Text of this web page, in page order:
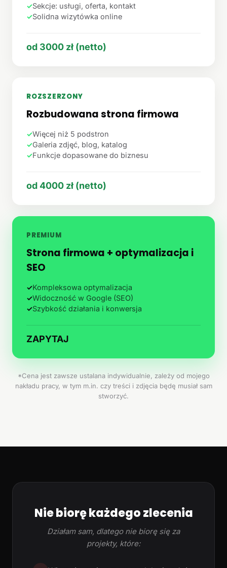
✓Sekcje: usługi, oferta, kontakt
✓Solidna wizytówka online
od 3000 zł (netto)
ROZSZERZONY
Rozbudowana strona firmowa
✓Więcej niż 5 podstron
✓Galeria zdjęć, blog, katalog
✓Funkcje dopasowane do biznesu
od 4000 zł (netto)
PREMIUM
Strona firmowa + optymalizacja i
SEO
✓Kompleksowa optymalizacja
✓Widoczność w Google (SEO)
✓Szybkość działania i konwersja
ZAPYTAJ
*Cena jest zawsze ustalana indywidualnie, zależy od mojego
nakładu pracy, w tym m.in. czy treści i zdjęcia będę musiał sam
stworzyć.
Nie biorę każdego zlecenia
Działam sam, dlatego nie biorę się za
projekty, które: